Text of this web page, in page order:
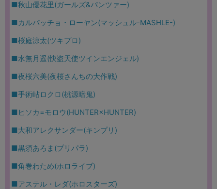
■秋山優花里(ガールズ&パンツァー)
■カルパッチョ・ローヤン(マッシュル-MASHLE-)
■桜庭涼太(ツキプロ)
■水無月遥(快盗天使ツインエンジェル)
■夜桜六美(夜桜さんちの大作戦)
■手術岾ロクロ(桃源暗鬼)
■ヒソカ=モロウ(HUNTER×HUNTER)
■大和アレクサンダー(キンプリ)
■黒須あろま(プリパラ)
■角巻わため(ホロライブ)
■アステル・レダ(ホロスターズ)